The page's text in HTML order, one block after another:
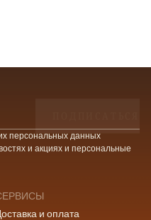
и оплата
персональных данных
и акциях и персональные